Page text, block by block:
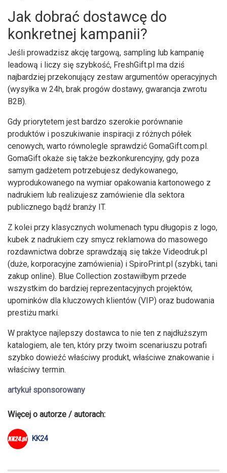
Jak dobrać dostawcę do
konkretnej kampanii?
Jeśli prowadzisz akcję targową, sampling lub kampanię
leadową i liczy się szybkość, FreshGift.pl ma dziś
najbardziej przekonujący zestaw argumentów operacyjnych
(wysyłka w 24h, brak progów dostawy, gwarancja zwrotu
B2B).
Gdy priorytetem jest bardzo szerokie porównanie
produktów i poszukiwanie inspiracji z różnych półek
cenowych, warto równolegle sprawdzić GomaGift.com.pl.
GomaGift okaże się także bezkonkurencyjny, gdy poza
samym gadżetem potrzebujesz dedykowanego,
wyprodukowanego na wymiar opakowania kartonowego z
nadrukiem lub realizujesz zamówienie dla sektora
publicznego bądź branży IT.
Z kolei przy klasycznych wolumenach typu długopis z logo,
kubek z nadrukiem czy smycz reklamowa do masowego
rozdawnictwa dobrze sprawdzają się także Videodruk.pl
(duże, korporacyjne zamówienia) i SpiroPrint.pl (szybki, tani
zakup online). Blue Collection zostawiłbym przede
wszystkim do bardziej reprezentacyjnych projektów,
upominków dla kluczowych klientów (VIP) oraz budowania
prestiżu marki.
W praktyce najlepszy dostawca to nie ten z najdłuższym
katalogiem, ale ten, który przy twoim scenariuszu potrafi
szybko dowieźć właściwy produkt, właściwe znakowanie i
właściwy termin.
artykuł sponsorowany
Więcej o autorze / autorach:
KK24